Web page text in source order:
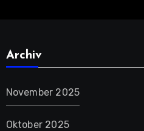
Archiv
November 2025
Oktober 2025